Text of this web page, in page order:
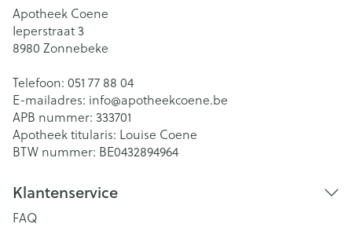
Apotheek Coene
Ieperstraat 3
8980 Zonnebeke
Telefoon: 051 77 88 04
E-mailadres: info@apotheekcoene.be
APB nummer: 333701
Apotheek titularis: Louise Coene
BTW nummer: BE0432894964
Klantenservice
FAQ